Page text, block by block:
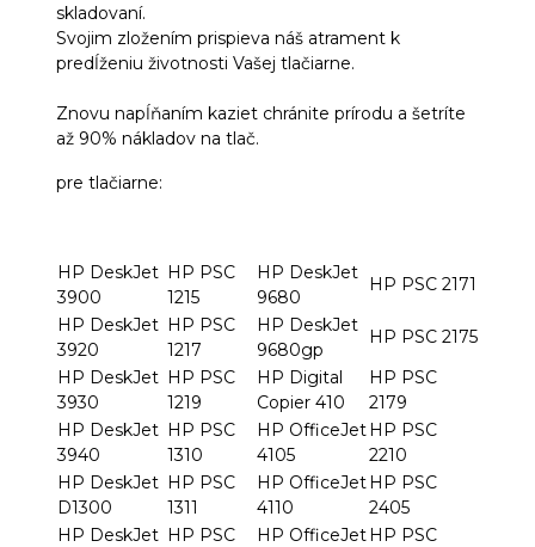
skladovaní.
Svojim zložením prispieva náš atrament k
predĺženiu životnosti Vašej tlačiarne.
Znovu napĺňaním kaziet chránite prírodu a šetríte
až 90% nákladov na tlač.
pre tlačiarne:
HP DeskJet
3900
HP PSC
1215
HP DeskJet
9680
HP PSC 2171
HP DeskJet
3920
HP PSC
1217
HP DeskJet
9680gp
HP PSC 2175
HP DeskJet
3930
HP PSC
1219
HP Digital
Copier 410
HP PSC
2179
HP DeskJet
3940
HP PSC
1310
HP OfficeJet
4105
HP PSC
2210
HP DeskJet
D1300
HP PSC
1311
HP OfficeJet
4110
HP PSC
2405
HP DeskJet HP PSC
HP OfficeJetHP PSC